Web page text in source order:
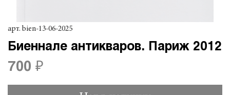
арт. bien-13-06-2025
Биеннале антикваров. Париж 2012
700 ₽